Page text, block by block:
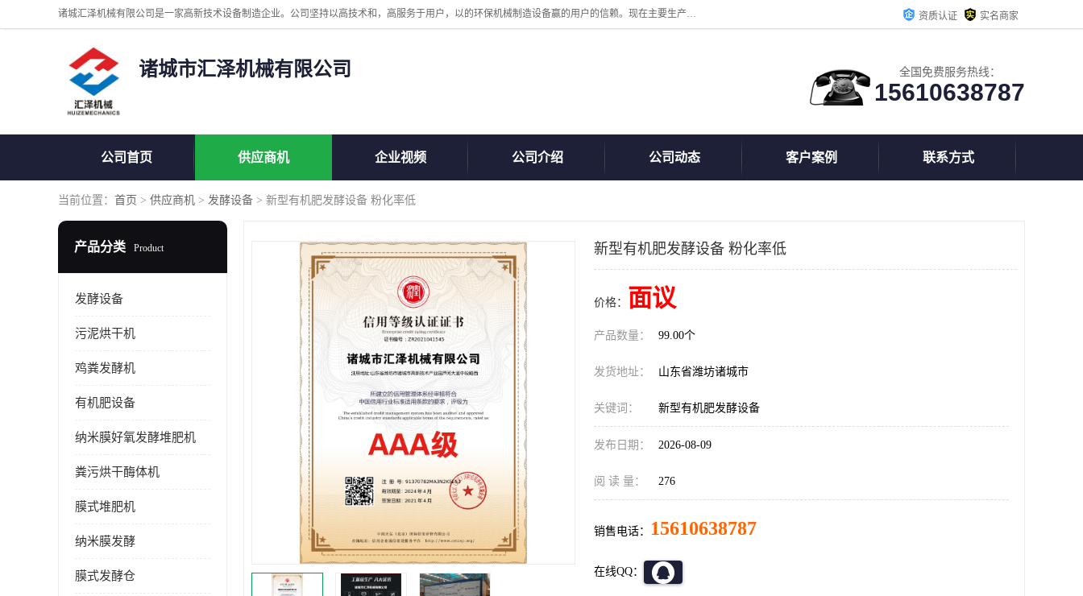
诸城汇泽机械有限公司是一家高新技术设备制造企业。公司坚持以高技术和，高服务于用户，以的环保机械制造设备赢的用户的信赖。现在主要生产死亡畜禽无害化处理和立式和卧式有机肥设备，搅拌机，烘干机，高温发酵机等。污水处理设备，固液分离机。气浮机，化制机等。公司秉承品质，用户至上，科技创新的经营理。 资质认证 实名商家
诸城市汇泽机械有限公司 全国免费服务热线：
15610638787
公司首页 供应商机 企业视频 公司介绍 公司动态 客户案例 联系方式
当前位置： 首页 > 供应商机 > 发酵设备 > 新型有机肥发酵设备 粉化率低
产品分类 Product
发酵设备
污泥烘干机
鸡粪发酵机
有机肥设备
纳米膜好氧发酵堆肥机
粪污烘干酶体机
膜式堆肥机
纳米膜发酵
膜式发酵仓
新型有机肥发酵设备 粉化率低
价格： 面议
产品数量： 99.00个
发货地址： 山东省潍坊诸城市
关键词： 新型有机肥发酵设备
发布日期： 2026-08-09
阅 读 量： 276
销售电话： 15610638787
在线QQ：